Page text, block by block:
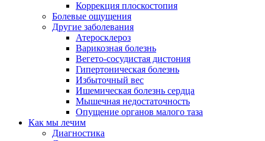
Коррекция плоскостопия
Болевые ощущения
Другие заболевания
Атеросклероз
Варикозная болезнь
Вегето-сосудистая дистония
Гипертоническая болезнь
Избыточный вес
Ишемическая болезнь сердца
Мышечная недостаточность
Опущение органов малого таза
Как мы лечим
Диагностика